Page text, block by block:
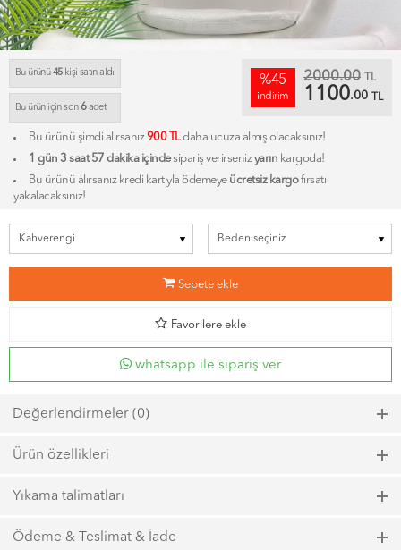
Bu ürünü45kişi satın aldı
Bu ürün için son6adet
%45
indirim
2000.00 TL
1100.00 TL
Bu ürünü şimdi alırsanız900 TLdaha ucuza almış olacaksınız!
1 gün 3 saat 57 dakika içindesipariş verirsenizyarın kargoda!
Bu ürünü alırsanız kredi kartıyla ödemeye ücretsiz kargofırsatı
yakalacaksınız!
b Sepete ekle
d Favorilere ekle
whatsapp ile sipariş ver
Değerlendirmeler (0)
Ürün özellikleri
Yıkama talimatları
Maks. 40ºC sıcaklıkta kısa zamanlı sıkma ile yıkayın.
Ödeme & Teslimat & İade